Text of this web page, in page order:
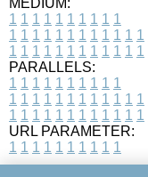
MEDIUM:
1 1 1 1 1 1 1 1 1 1
1 1 1 1 1 1 1 1 1 1 1 1
1 1 1 1 1 1 1 1 1 1 1 1
PARALLELS:
1 1 1 1 1 1 1 1 1 1
1 1 1 1 1 1 1 1 1 1 1 1
1 1 1 1 1 1 1 1 1 1 1 1
URL PARAMETER:
1 1 1 1 1 1 1 1 1 1